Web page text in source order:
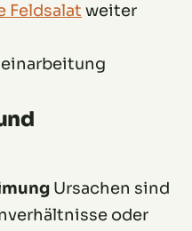
Feldsalat weiter
Ursachen sind
oder